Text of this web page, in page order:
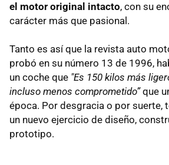
el motor original intacto, con su
carácter más que pasional.
Tanto es así que la revista auto
probó en su número 13 de 1996,
un coche que "Es 150 kilos más
incluso menos comprometido”que
época. Por desgracia o por suerte,
un nuevo ejercicio de diseño,
prototipo.